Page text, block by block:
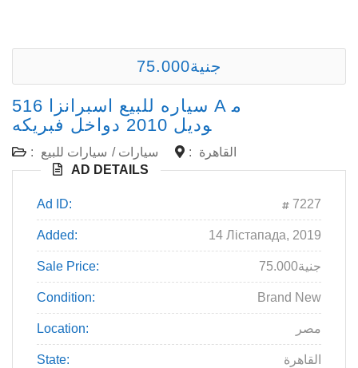
75.000جنية
سياره للبيع اسبرانزا 516 A م
وديل 2010 دواخل فبريكه
: سيارات / سيارات للبيع :
القاهرة
AD DETAILS
Ad ID: 7227
Added: 14 Лістапада, 2019
Sale Price: 75.000جنية
Condition: Brand New
Location: مصر
State: القاهرة